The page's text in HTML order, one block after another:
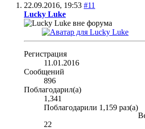
22.09.2016, 19:53 #11
Lucky Luke
Регистрация
11.01.2016
Сообщений
896
Поблагодарил(а)
1,341
Поблагодарили 1,159 раз(а)
22